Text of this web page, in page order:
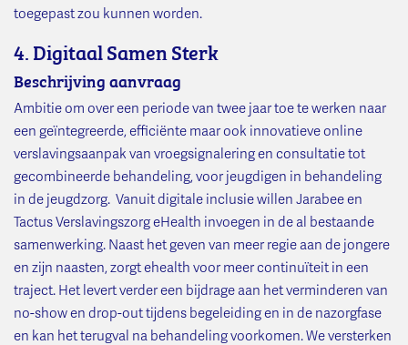
toegepast zou kunnen worden.
4. Digitaal Samen Sterk
Beschrijving aanvraag
Ambitie om over een periode van twee jaar toe te werken naar
een geïntegreerde, efficiënte maar ook innovatieve online
verslavingsaanpak van vroegsignalering en consultatie tot
gecombineerde behandeling, voor jeugdigen in behandeling
in de jeugdzorg. Vanuit digitale inclusie willen Jarabee en
Tactus Verslavingszorg eHealth invoegen in de al bestaande
samenwerking. Naast het geven van meer regie aan de jongere
en zijn naasten, zorgt ehealth voor meer continuïteit in een
traject. Het levert verder een bijdrage aan het verminderen van
no-show en drop-out tijdens begeleiding en in de nazorgfase
en kan het terugval na behandeling voorkomen. We versterken